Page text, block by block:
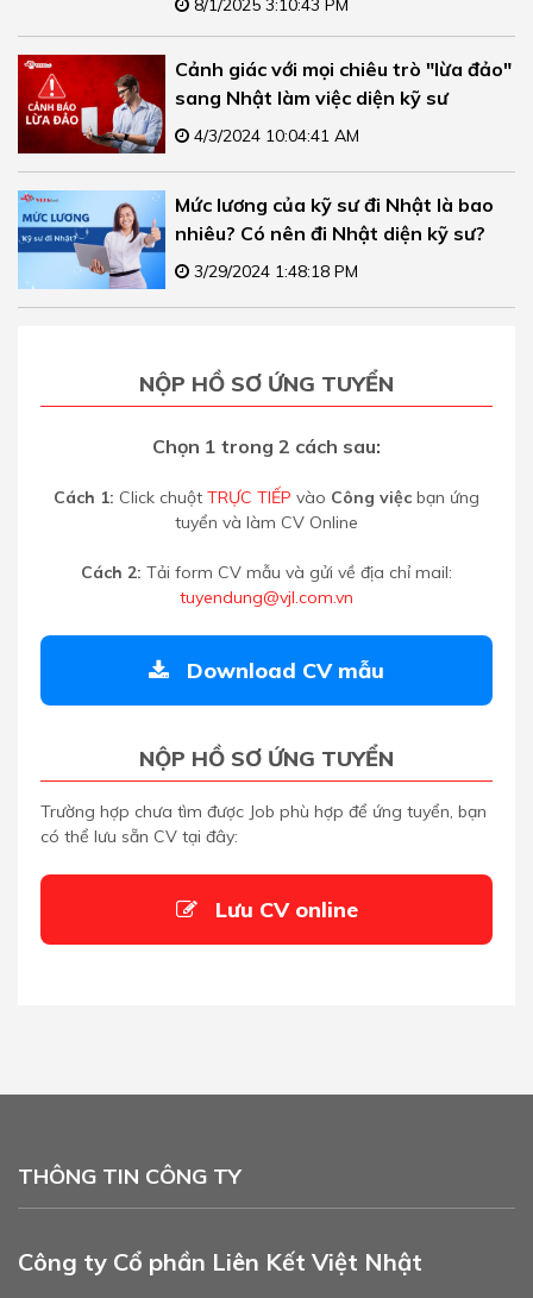
8/1/2025 3:10:43 PM
Cảnh giác với mọi chiêu trò "lừa đảo"
sang Nhật làm việc diện kỹ sư
4/3/2024 10:04:41 AM
Mức lương của kỹ sư đi Nhật là bao
nhiêu? Có nên đi Nhật diện kỹ sư?
3/29/2024 1:48:18 PM
NỘP HỒ SƠ ỨNG TUYỂN
Chọn 1 trong 2 cách sau:
Cách 1: Click chuột TRỰC TIẾP vào Công việc bạn ứng
tuyển và làm CV Online
Cách 2: Tải form CV mẫu và gửi về địa chỉ mail:
tuyendung@vjl.com.vn
Download CV mẫu
NỘP HỒ SƠ ỨNG TUYỂN
Trường hợp chưa tìm được Job phù hợp để ứng tuyển, bạn
có thể lưu sẵn CV tại đây:
Lưu CV online
THÔNG TIN CÔNG TY
Công ty Cổ phần Liên Kết Việt Nhật